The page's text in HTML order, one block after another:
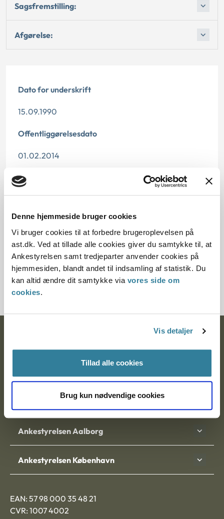
Denne hjemmeside bruger cookies
Vi bruger cookies til at forbedre brugeroplevelsen på
ast.dk. Ved at tillade alle cookies giver du samtykke til, at
Ankestyrelsen samt tredjeparter anvender cookies på
hjemmesiden, blandt andet til indsamling af statistik. Du
kan altid ændre dit samtykke via vores side om
cookies.
Vis detaljer
Tillad alle cookies
Brug kun nødvendige cookies
Sagsfremstilling:
Afgørelse:
Dato for underskrift
15.09.1990
Offentliggørelsesdato
01.02.2014
Denne principafgørelse er kasseret den 2. maj 2019,
da den ikke længere har vejledningsværdi.
Paragraf
§ 2 § 10
Journalnummer
14803-89
Nytorv 7, 2. sal
9000 Aalborg
Ankestyrelsen Aalborg
Ankestyrelsen København
EAN: 57 98 000 35 48 21
CVR: 1007 4002